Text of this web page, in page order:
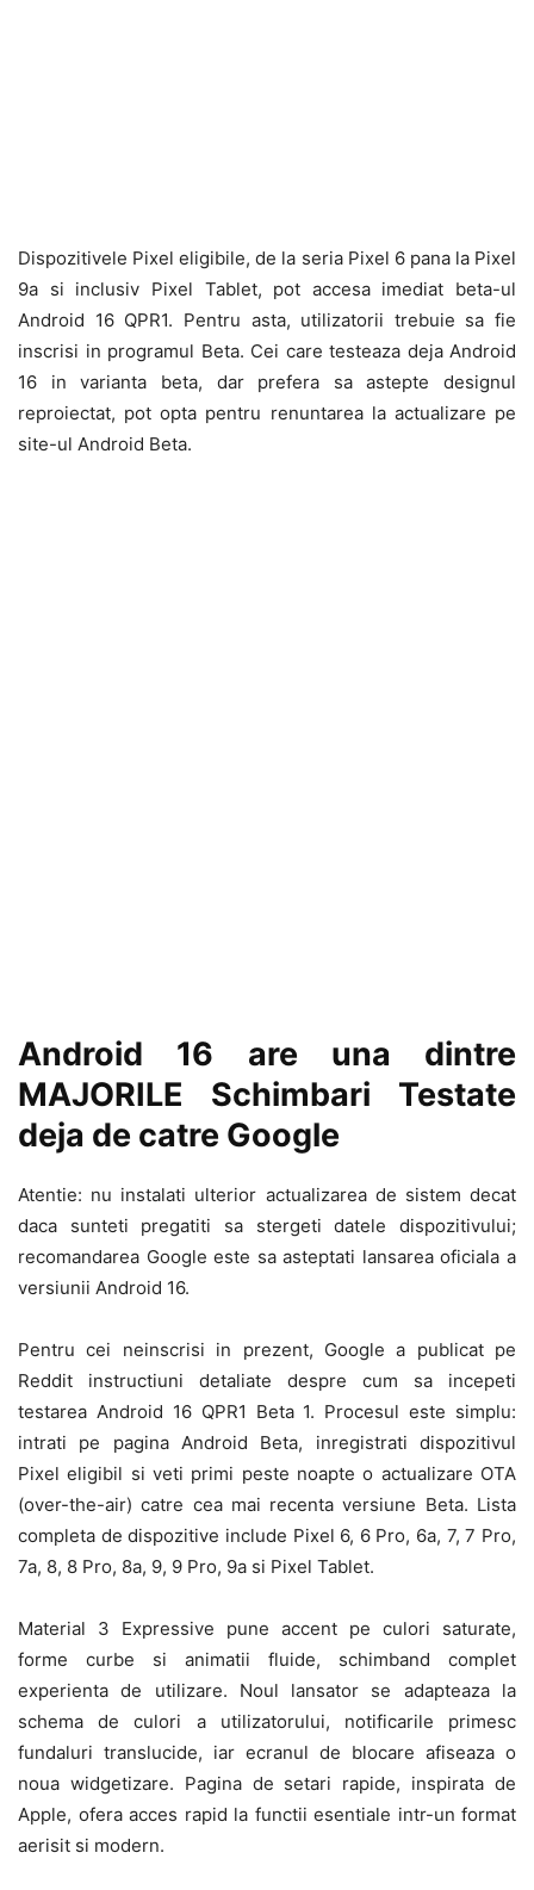
Dispozitivele Pixel eligibile, de la seria Pixel 6 pana la Pixel
9a si inclusiv Pixel Tablet, pot accesa imediat beta-ul
Android 16 QPR1. Pentru asta, utilizatorii trebuie sa fie
inscrisi in programul Beta. Cei care testeaza deja Android
16 in varianta beta, dar prefera sa astepte designul
reproiectat, pot opta pentru renuntarea la actualizare pe
site-ul Android Beta.
Android 16 are una dintre
MAJORILE Schimbari Testate
deja de catre Google
Atentie: nu instalati ulterior actualizarea de sistem decat
daca sunteti pregatiti sa stergeti datele dispozitivului;
recomandarea Google este sa asteptati lansarea oficiala a
versiunii Android 16.
Pentru cei neinscrisi in prezent, Google a publicat pe
Reddit instructiuni detaliate despre cum sa incepeti
testarea Android 16 QPR1 Beta 1. Procesul este simplu:
intrati pe pagina Android Beta, inregistrati dispozitivul
Pixel eligibil si veti primi peste noapte o actualizare OTA
(over-the-air) catre cea mai recenta versiune Beta. Lista
completa de dispozitive include Pixel 6, 6 Pro, 6a, 7, 7 Pro,
7a, 8, 8 Pro, 8a, 9, 9 Pro, 9a si Pixel Tablet.
Material 3 Expressive pune accent pe culori saturate,
forme curbe si animatii fluide, schimband complet
experienta de utilizare. Noul lansator se adapteaza la
schema de culori a utilizatorului, notificarile primesc
fundaluri translucide, iar ecranul de blocare afiseaza o
noua widgetizare. Pagina de setari rapide, inspirata de
Apple, ofera acces rapid la functii esentiale intr-un format
aerisit si modern.